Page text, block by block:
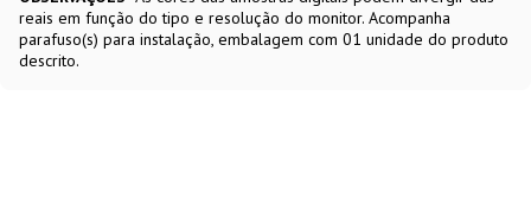
reais em função do tipo e resolução do monitor. Acompanha
parafuso(s) para instalação, embalagem com 01 unidade do produto
descrito.